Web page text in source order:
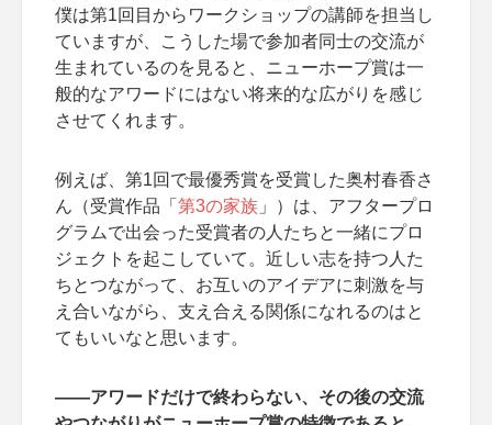
僕は第1回目からワークショップの講師を担当し
ていますが、こうした場で参加者同士の交流が
生まれているのを見ると、ニューホープ賞は一
般的なアワードにはない将来的な広がりを感じ
させてくれます。
例えば、第1回で最優秀賞を受賞した奥村春香さ
ん（受賞作品「 第3の家族 」）は、アフタープロ
グラムで出会った受賞者の人たちと一緒にプロ
ジェクトを起こしていて。近しい志を持つ人た
ちとつながって、お互いのアイデアに刺激を与
え合いながら、支え合える関係になれるのはと
てもいいなと思います。
――アワードだけで終わらない、その後の交流